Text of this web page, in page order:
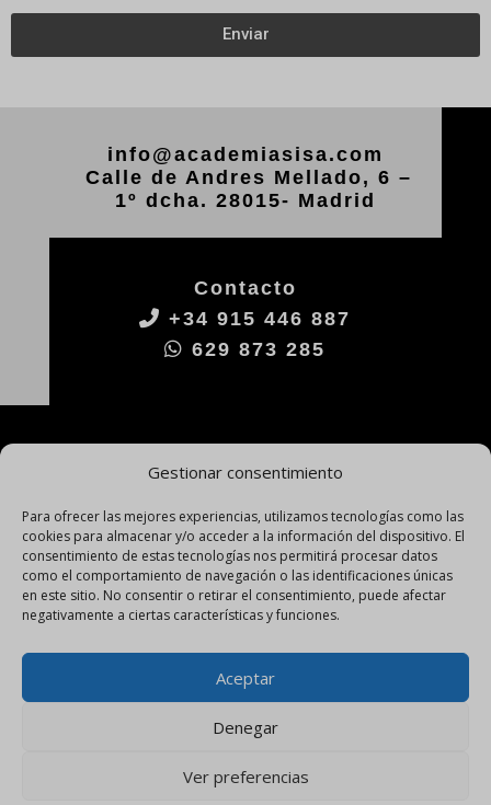
Gestionar consentimiento
Para ofrecer las mejores experiencias, utilizamos tecnologías como las
cookies para almacenar y/o acceder a la información del dispositivo. El
consentimiento de estas tecnologías nos permitirá procesar datos
como el comportamiento de navegación o las identificaciones únicas
en este sitio. No consentir o retirar el consentimiento, puede afectar
negativamente a ciertas características y funciones.
Aceptar
Denegar
Ver preferencias
Enviar
info@academiasisa.com
Calle de Andres Mellado, 6 –
1º dcha. 28015- Madrid
Contacto
+34 915 446 887
629 873 285
Privacidad|Protección de Datos